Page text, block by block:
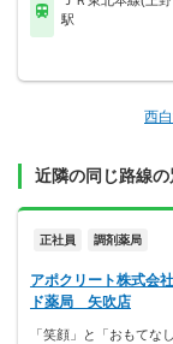
駅
西
近隣の同じ路線
正社員 調剤薬局
アポクリート株式会
ド薬局 矢吹店
「笑顔」と「おもてな